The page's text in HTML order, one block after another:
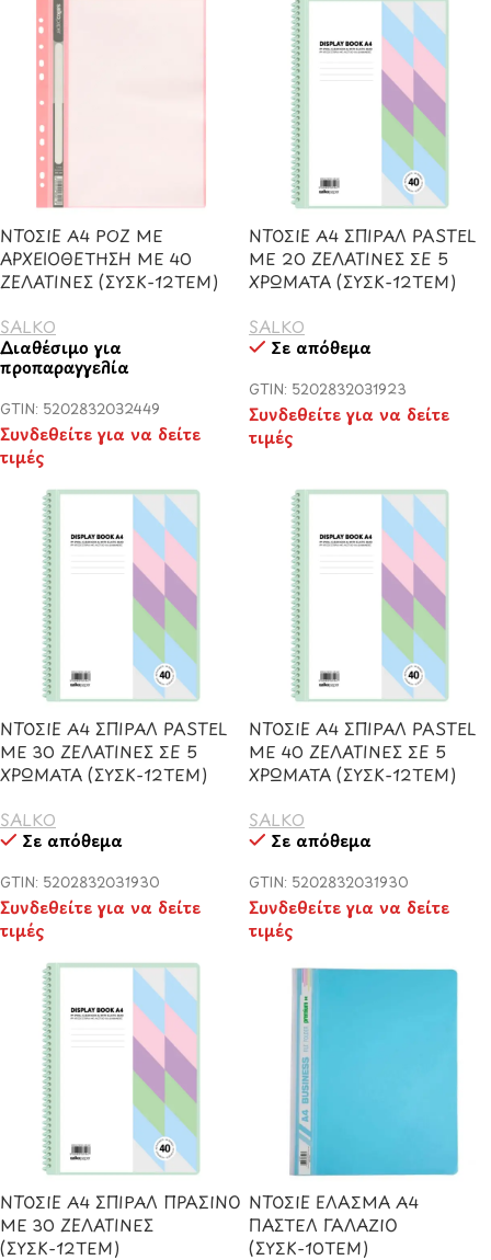
ΝΤΟΣΙΕ Α4 ΡΟΖ ΜΕ
ΑΡΧΕΙΟΘΕΤΗΣΗ ΜΕ 40
ΖΕΛΑΤΙΝΕΣ (ΣΥΣΚ-12ΤΕΜ)
SALKO
Διαθέσιμο για
προπαραγγελία
GTIN: 5202832032449
Συνδεθείτε για να δείτε
τιμές
ΝΤΟΣΙΕ Α4 ΣΠΙΡΑΛ PASTEL
ΜΕ 20 ΖΕΛΑΤΙΝΕΣ ΣΕ 5
ΧΡΩΜΑΤΑ (ΣΥΣΚ-12ΤΕΜ)
SALKO
Σε απόθεμα
GTIN: 5202832031923
Συνδεθείτε για να δείτε
τιμές
ΝΤΟΣΙΕ Α4 ΣΠΙΡΑΛ PASTEL
ΜΕ 30 ΖΕΛΑΤΙΝΕΣ ΣΕ 5
ΧΡΩΜΑΤΑ (ΣΥΣΚ-12ΤΕΜ)
SALKO
Σε απόθεμα
GTIN: 5202832031930
Συνδεθείτε για να δείτε
τιμές
ΝΤΟΣΙΕ Α4 ΣΠΙΡΑΛ PASTEL
ΜΕ 40 ΖΕΛΑΤΙΝΕΣ ΣΕ 5
ΧΡΩΜΑΤΑ (ΣΥΣΚ-12ΤΕΜ)
SALKO
Σε απόθεμα
GTIN: 5202832031930
Συνδεθείτε για να δείτε
τιμές
ΝΤΟΣΙΕ Α4 ΣΠΙΡΑΛ ΠΡΑΣΙΝΟ
ΜΕ 30 ΖΕΛΑΤΙΝΕΣ
(ΣΥΣΚ-12ΤΕΜ)
ΝΤΟΣΙΕ ΕΛΑΣΜΑ Α4
ΠΑΣΤΕΛ ΓΑΛΑΖΙΟ
(ΣΥΣΚ-10ΤΕΜ)